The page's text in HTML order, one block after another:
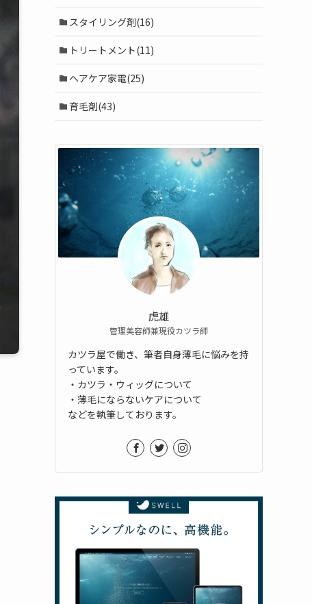
スタイリング剤(16)
トリートメント(11)
ヘアケア家電(25)
育毛剤(43)
虎雄
管理美容師兼現役カツラ師
カツラ屋で働き、筆者自身薄毛に悩みを持
っています。
・カツラ・ウィッグについて
・薄毛にならないケアについて
などを執筆しております。